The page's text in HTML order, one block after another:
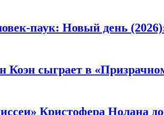
паук: Новый день
Коэн сыграет в
Кристофера Нолана